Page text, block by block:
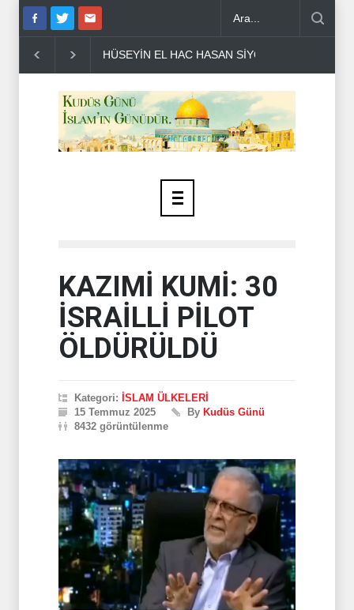
DÜŞMANLA YAPILAN MÜZAKE.. SİYONİST İSRAİL
KAZIMİ KUMİ: 30
İSRAİLLİ PİLOT
ÖLDÜRÜLDÜ
Kategori: İSLAM ÜLKELERİ
15 Temmuz 2025
By Kudüs Günü
8432 görüntülenme